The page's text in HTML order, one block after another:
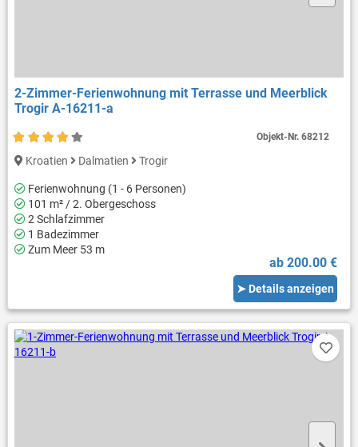
2-Zimmer-Ferienwohnung mit Terrasse und Meerblick
Trogir A-16211-a
Kroatien Dalmatien Trogir
Ferienwohnung (1 - 6 Personen)
101 m² / 2. Obergeschoss
2 Schlafzimmer
1 Badezimmer
Zum Meer 53 m
ab 200.00 €
➤ Details anzeigen
Objekt-Nr.68212